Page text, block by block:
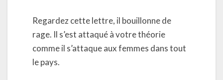
Regardez cette lettre, il bouillonne de
rage. Il s’est attaqué à votre théorie
comme il s’attaque aux femmes dans tout
le pays.